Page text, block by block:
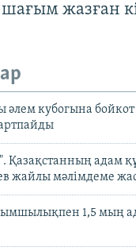
жазған
әлем кубогына
Қазақстанның адам
жайлы мәлімдеме
1,5 мың